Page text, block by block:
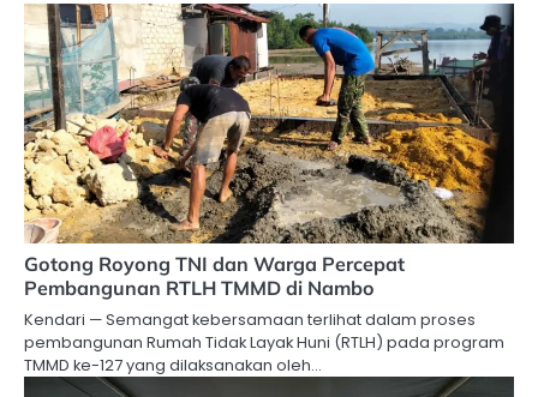
Gotong Royong TNI dan Warga Percepat
Pembangunan RTLH TMMD di Nambo
Kendari — Semangat kebersamaan terlihat dalam proses
pembangunan Rumah Tidak Layak Huni (RTLH) pada program
TMMD ke-127 yang dilaksanakan oleh…